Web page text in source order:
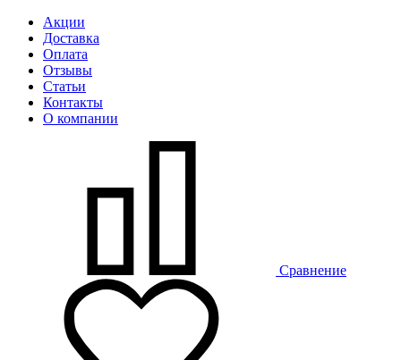
Акции
Доставка
Оплата
Отзывы
Статьи
Контакты
О компании
Сравнение